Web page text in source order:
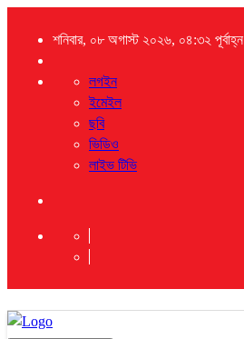
শনিবার, ০৮ অগাস্ট ২০২৬, ০৪:৩২ পূর্বাহ্ন
লগইন
ইমেইল
ছবি
ভিডিও
লাইভ টিভি